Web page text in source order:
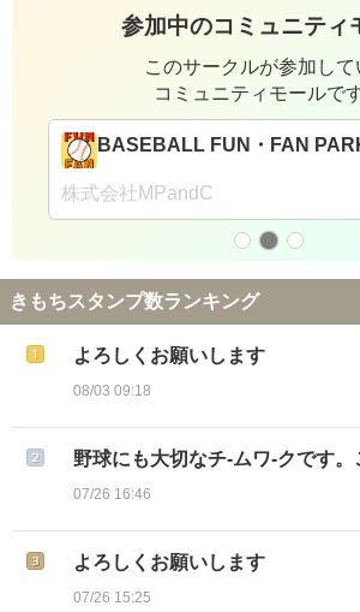
参加中のコミュニティ
このサークルが参加して
コミュニティモールです
BASEBALL FUN・FAN
株式会社MPandC
きもちスタンプ数ランキング
よろしくお願いします
08/03 09:18
野球にも大切なチ-ムワ-クです
07/26 16:46
よろしくお願いします
07/26 15:25